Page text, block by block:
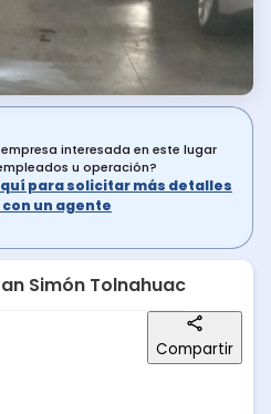
empresa interesada en este lugar
u operación?
para solicitar más detalles
un agente
Simón Tolnahuac
Compartir